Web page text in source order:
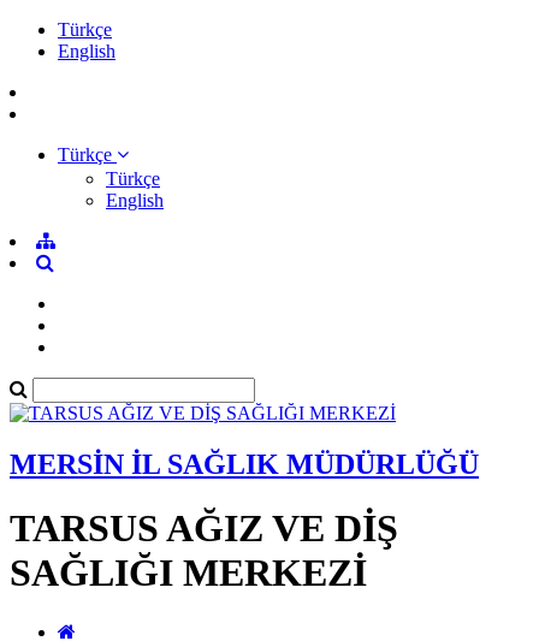
Türkçe
English
Türkçe
Türkçe
English
MERSİN İL SAĞLIK MÜDÜRLÜĞÜ
TARSUS AĞIZ VE DİŞ
SAĞLIĞI MERKEZİ